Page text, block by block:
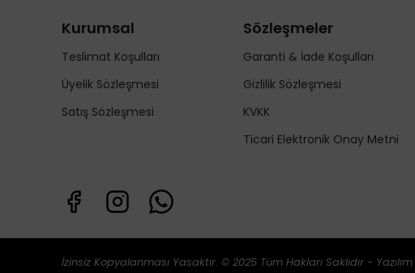
Kurumsal
Teslimat Koşulları
Üyelik Sözleşmesi
Satış Sözleşmesi
Sözleşmeler
Garanti & İade Koşulları
Gizlilik Sözleşmesi
KVKK
Ticari Elektronik Onay Metni
İzinsiz Kopyalanması Yasaktır. © 2025 Tüm Hakları Saklıdır - Yazılım